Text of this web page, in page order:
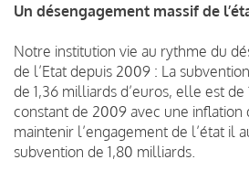
Un désengagement massif de
Notre institution vie au rythme du
de l’Etat depuis 2009 : La
de 1,36 milliards d’euros, elle est de
constant de 2009 avec une inflation
maintenir l’engagement de l’état il
subvention de 1,80 milliards.